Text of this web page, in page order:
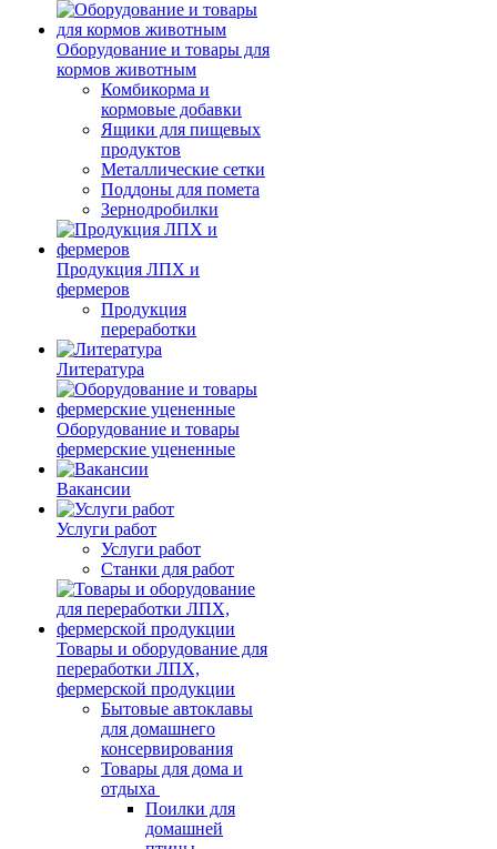
Оборудование и товары для
кормов животным
Комбикорма и
кормовые добавки
Ящики для пищевых
продуктов
Металлические сетки
Поддоны для помета
Зернодробилки
Продукция ЛПХ и
фермеров
Продукция
переработки
Литература
Оборудование и товары
фермерские уцененные
Вакансии
Услуги работ
Услуги работ
Станки для работ
Товары и оборудование для
переработки ЛПХ,
фермерской продукции
Бытовые автоклавы
для домашнего
консервирования
Товары для дома и
отдыха
Поилки для
домашней